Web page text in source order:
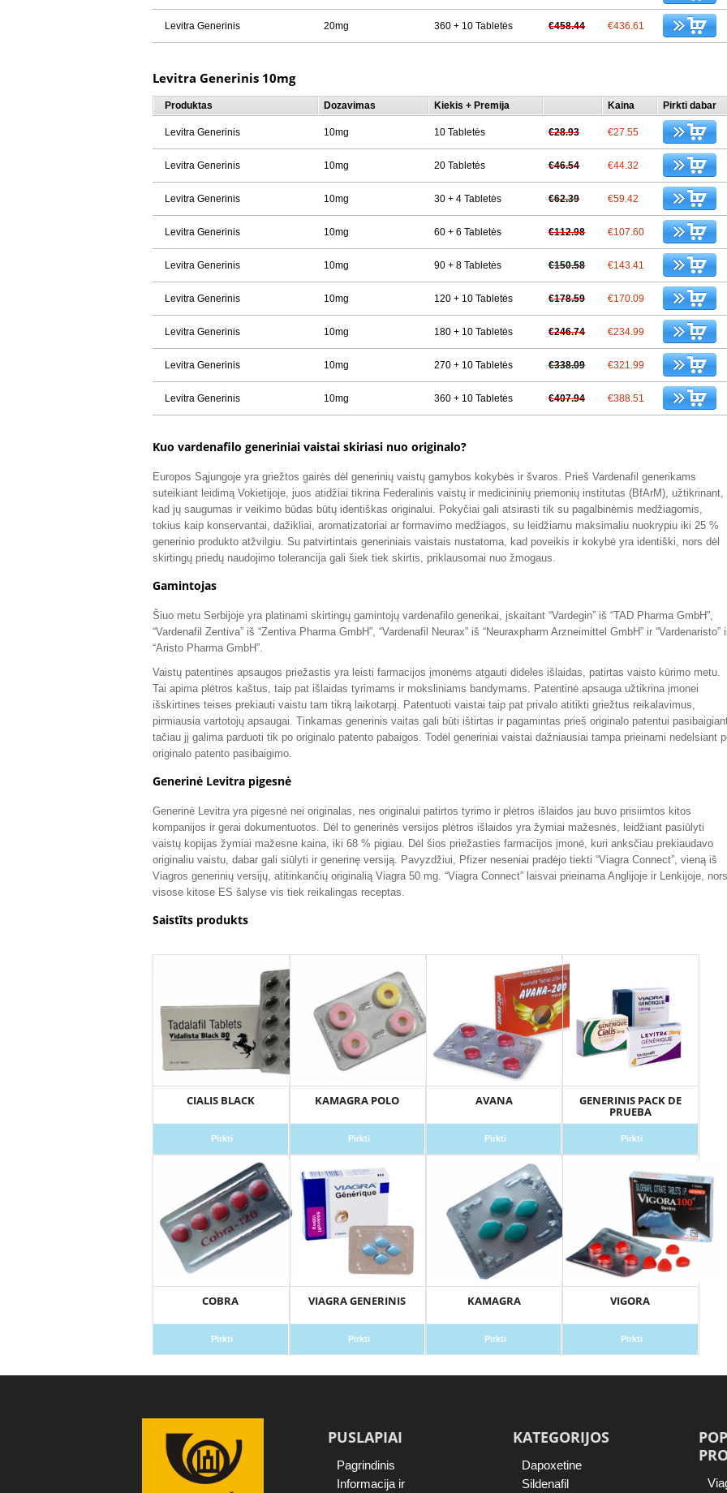
Levitra Generinis 20mg 360 + 10 Tabletės €458.44 €436.61
Levitra Generinis 10mg
Produktas Dozavimas Kiekis + Premija Kaina Pirkti dabar
Levitra Generinis 10mg 10 Tabletės €28.93 €27.55
Levitra Generinis 10mg 20 Tabletės €46.54 €44.32
Levitra Generinis 10mg 30 + 4 Tabletės €62.39 €59.42
Levitra Generinis 10mg 60 + 6 Tabletės €112.98 €107.60
Levitra Generinis 10mg 90 + 8 Tabletės €150.58 €143.41
Levitra Generinis 10mg 120 + 10 Tabletės €178.59 €170.09
Levitra Generinis 10mg 180 + 10 Tabletės €246.74 €234.99
Levitra Generinis 10mg 270 + 10 Tabletės €338.09 €321.99
Levitra Generinis 10mg 360 + 10 Tabletės €407.94 €388.51
Kuo vardenafilo generiniai vaistai skiriasi nuo originalo?
Europos Sąjungoje yra griežtos gairės dėl generinių vaistų gamybos kokybės ir švaros. Prieš Vardenafil generikams
suteikiant leidimą Vokietijoje, juos atidžiai tikrina Federalinis vaistų ir medicininių priemonių institutas (BfArM), užtikrinant,
kad jų saugumas ir veikimo būdas būtų identiškas originalui. Pokyčiai gali atsirasti tik su pagalbinėmis medžiagomis,
tokius kaip konservantai, dažikliai, aromatizatoriai ar formavimo medžiagos, su leidžiamu maksimaliu nuokrypiu iki 25 %
generinio produkto atžvilgiu. Su patvirtintais generiniais vaistais nustatoma, kad poveikis ir kokybė yra identiški, nors dėl
skirtingų priedų naudojimo tolerancija gali šiek tiek skirtis, priklausomai nuo žmogaus.
Gamintojas
Šiuo metu Serbijoje yra platinami skirtingų gamintojų vardenafilo generikai, įskaitant “Vardegin” iš “TAD Pharma GmbH”,
“Vardenafil Zentiva” iš “Zentiva Pharma GmbH”, “Vardenafil Neurax” iš “Neuraxpharm Arzneimittel GmbH” ir “Vardenaristo”
“Aristo Pharma GmbH”.
Vaistų patentinės apsaugos priežastis yra leisti farmacijos įmonėms atgauti dideles išlaidas, patirtas vaisto kūrimo metu.
Tai apima plėtros kaštus, taip pat išlaidas tyrimams ir moksliniams bandymams. Patentinė apsauga užtikrina įmonei
išskirtines teises prekiauti vaistu tam tikrą laikotarpį. Patentuoti vaistai taip pat privalo atitikti griežtus reikalavimus,
pirmiausia vartotojų apsaugai. Tinkamas generinis vaitas gali būti ištirtas ir pagamintas prieš originalo patentui
tačiau jį galima parduoti tik po originalo patento pabaigos. Todėl generiniai vaistai dažniausiai tampa prieinami nedelsiant
originalo patento pasibaigimo.
Generinė Levitra pigesnė
Generinė Levitra yra pigesnė nei originalas, nes originalui patirtos tyrimo ir plėtros išlaidos jau buvo prisiimtos kitos
kompanijos ir gerai dokumentuotos. Dėl to generinės versijos plėtros išlaidos yra žymiai mažesnės, leidžiant pasiūlyti
vaistų kopijas žymiai mažesne kaina, iki 68 % pigiau. Dėl šios priežasties farmacijos įmonė, kuri anksčiau prekiaudavo
originaliu vaistu, dabar gali siūlyti ir generinę versiją. Pavyzdžiui, Pfizer neseniai pradėjo tiekti “Viagra Connect”, vieną iš
Viagros generinių versijų, atitinkančių originalią Viagra 50 mg. “Viagra Connect” laisvai prieinama Anglijoje ir Lenkijoje, nors
visose kitose ES šalyse vis tiek reikalingas receptas.
Saistīts produkts
CIALIS BLACK
Pirkti
KAMAGRA POLO
Pirkti
AVANA
Pirkti
GENERINIS PACK DE
PRUEBA
Pirkti
COBRA
Pirkti
VIAGRA GENERINIS
Pirkti
KAMAGRA
Pirkti
VIGORA
Pirkti
PUSLAPIAI
Pagrindinis
Informacija ir
KATEGORIJOS
Dapoxetine
Sildenafil